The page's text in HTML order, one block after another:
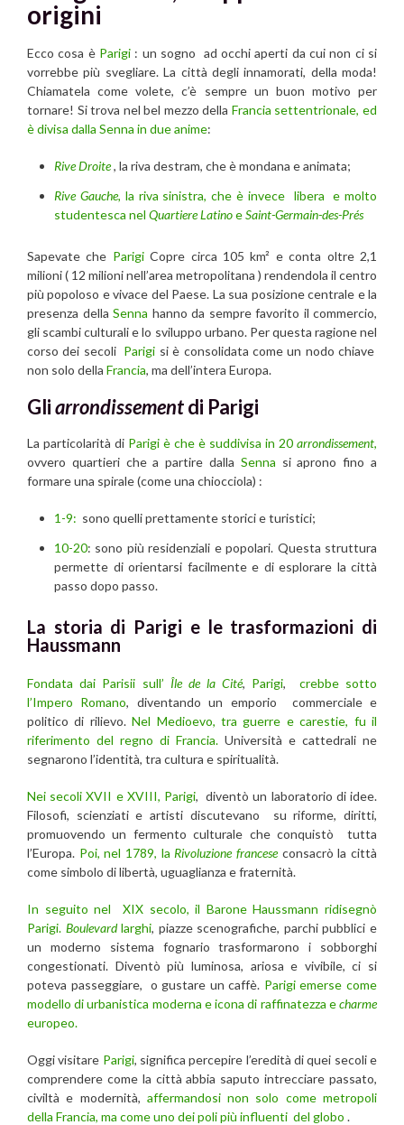
origini
Ecco cosa è Parigi : un sogno ad occhi aperti da cui non ci si
vorrebbe più svegliare. La città degli innamorati, della moda!
Chiamatela come volete, c’è sempre un buon motivo per
tornare! Si trova nel bel mezzo della Francia settentrionale, ed
è divisa dalla Senna in due anime:
Rive Droite, la riva destram, che è mondana e animata;
Rive Gauche, la riva sinistra, che è invece libera e molto
studentesca nel Quartiere LatinoeSaint-Germain-des-Prés
Sapevate che ParigiCopre circa 105 km² e conta oltre 2,1
milioni ( 12 milioni nell’area metropolitana ) rendendola il centro
più popoloso e vivace del Paese. La sua posizione centrale e la
presenza della Senna hanno da sempre favorito il commercio,
gli scambi culturali e lo sviluppo urbano. Per questa ragione nel
corso dei secoli Parigi si è consolidata come un nodo chiave
non solo della Francia, ma dell’intera Europa.
Gliarrondissementdi Parigi
La particolarità di Parigi è che è suddivisa in 20 arrondissement,
ovvero quartieri che a partire dalla Senna si aprono fino a
formare una spirale (come una chiocciola) :
1-9: sono quelli prettamente storici e turistici;
10-20: sono più residenziali e popolari. Questa struttura
permette di orientarsi facilmente e di esplorare la città
passo dopo passo.
La storia di Parigi e le trasformazioni di
Haussmann
Fondata dai Parisii sull’ Île de la Cité, Parigi, crebbe sotto
l’Impero Romano, diventando un emporio commerciale e
politico di rilievo.Nel Medioevo, tra guerre e carestie, fu il
riferimento del regno di Francia. Università e cattedrali ne
segnarono l’identità, tra cultura e spiritualità.
Nei secoli XVII e XVIII, Parigi, diventò un laboratorio di idee.
Filosofi, scienziati e artisti discutevano su riforme, diritti,
promuovendo un fermento culturale che conquistò tutta
l’Europa. Poi, nel 1789, la Rivoluzione franceseconsacrò la città
come simbolo di libertà, uguaglianza e fraternità.
In seguito nel XIX secolo, il Barone Haussmann ridisegnò
Parigi. Boulevardlarghi, piazze scenografiche, parchi pubblici e
un moderno sistema fognario trasformarono i sobborghi
congestionati. Diventò più luminosa, ariosa e vivibile, ci si
poteva passeggiare, o gustare un caffè. Parigi emerse come
modello di urbanistica moderna e icona di raffinatezza echarme
europeo.
Oggi visitare Parigi, significa percepire l’eredità di quei secoli e
comprendere come la città abbia saputo intrecciare passato,
civiltà e modernità, affermandosi non solo come metropoli
della Francia, ma come uno dei poli più influenti del globo .